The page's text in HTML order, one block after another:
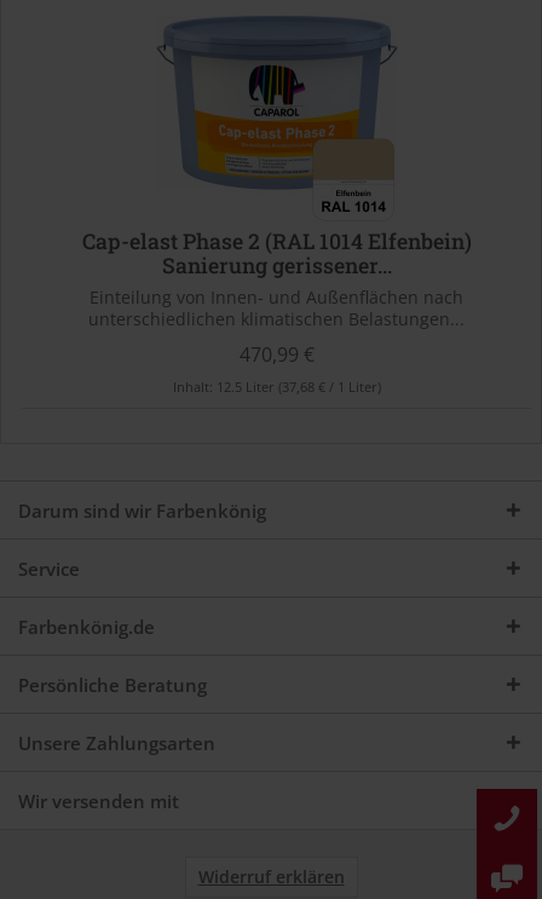
Cap-elast Phase 2 (RAL 1014 Elfenbein)
Sanierung gerissener...
Einteilung von Innen- und Außenflächen nach
unterschiedlichen klimatischen Belastungen...
470,99 €
Inhalt: 12.5 Liter (37,68 € / 1 Liter)
Darum sind wir Farbenkönig
Service
Farbenkönig.de
Persönliche Beratung
Unsere Zahlungsarten
Wir versenden mit
Widerruf erklären